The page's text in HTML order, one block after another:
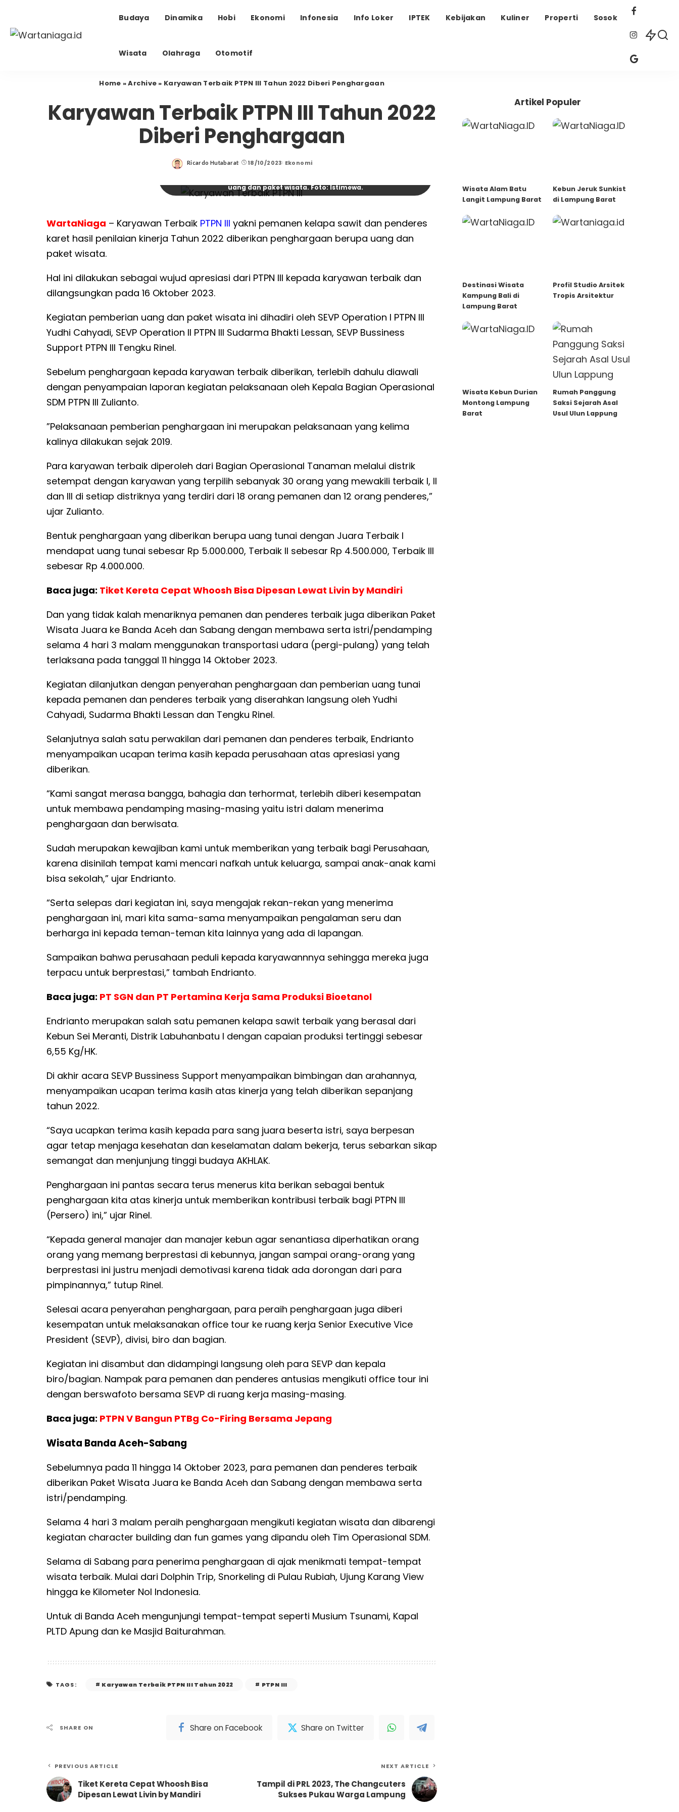
Budaya Dinamika Hobi Ekonomi Infonesia Info Loker IPTEK Kebijakan Kuliner Properti Sosok
Wisata Olahraga Otomotif
Home »Archive » Karyawan Terbaik PTPN III Tahun 2022 Diberi Penghargaan
Karyawan Terbaik PTPN III Tahun 2022
Diberi Penghargaan
Posted
Ricardo Hutabarat 18/10/2023 Ekonomi
Karyawan Terbaik PTPN III yakni pemanen kelapa sawit dan penderes
uang dan paket wisata. Foto: Istimewa.
WartaNiaga – Karyawan Terbaik PTPN III yakni pemanen kelapa sawit dan penderes
karet hasil penilaian kinerja Tahun 2022 diberikan penghargaan berupa uang dan
paket wisata.
Hal ini dilakukan sebagai wujud apresiasi dari PTPN III kepada karyawan terbaik dan
dilangsungkan pada 16 Oktober 2023.
Kegiatan pemberian uang dan paket wisata ini dihadiri oleh SEVP Operation I PTPN III
Yudhi Cahyadi, SEVP Operation II PTPN III Sudarma Bhakti Lessan, SEVP Bussiness
Support PTPN III Tengku Rinel.
Sebelum penghargaan kepada karyawan terbaik diberikan, terlebih dahulu diawali
dengan penyampaian laporan kegiatan pelaksanaan oleh Kepala Bagian Operasional
SDM PTPN III Zulianto.
”Pelaksanaan pemberian penghargaan ini merupakan pelaksanaan yang kelima
kalinya dilakukan sejak 2019.
Para karyawan terbaik diperoleh dari Bagian Operasional Tanaman melalui distrik
setempat dengan karyawan yang terpilih sebanyak 30 orang yang mewakili terbaik I, II
dan III di setiap distriknya yang terdiri dari 18 orang pemanen dan 12 orang penderes,”
ujar Zulianto.
Bentuk penghargaan yang diberikan berupa uang tunai dengan Juara Terbaik I
mendapat uang tunai sebesar Rp 5.000.000, Terbaik II sebesar Rp 4.500.000, Terbaik III
sebesar Rp 4.000.000.
Baca juga: Tiket Kereta Cepat Whoosh Bisa Dipesan Lewat Livin by Mandiri
Dan yang tidak kalah menariknya pemanen dan penderes terbaik juga diberikan Paket
Wisata Juara ke Banda Aceh dan Sabang dengan membawa serta istri/pendamping
selama 4 hari 3 malam menggunakan transportasi udara (pergi-pulang) yang telah
terlaksana pada tanggal 11 hingga 14 Oktober 2023.
Kegiatan dilanjutkan dengan penyerahan penghargaan dan pemberian uang tunai
kepada pemanen dan penderes terbaik yang diserahkan langsung oleh Yudhi
Cahyadi, Sudarma Bhakti Lessan dan Tengku Rinel.
Selanjutnya salah satu perwakilan dari pemanen dan penderes terbaik, Endrianto
menyampaikan ucapan terima kasih kepada perusahaan atas apresiasi yang
diberikan.
“Kami sangat merasa bangga, bahagia dan terhormat, terlebih diberi kesempatan
untuk membawa pendamping masing-masing yaitu istri dalam menerima
penghargaan dan berwisata.
Sudah merupakan kewajiban kami untuk memberikan yang terbaik bagi Perusahaan,
karena disinilah tempat kami mencari nafkah untuk keluarga, sampai anak-anak kami
bisa sekolah,” ujar Endrianto.
“Serta selepas dari kegiatan ini, saya mengajak rekan-rekan yang menerima
penghargaan ini, mari kita sama-sama menyampaikan pengalaman seru dan
berharga ini kepada teman-teman kita lainnya yang ada di lapangan.
Sampaikan bahwa perusahaan peduli kepada karyawannnya sehingga mereka juga
terpacu untuk berprestasi,” tambah Endrianto.
Baca juga: PT SGN dan PT Pertamina Kerja Sama Produksi Bioetanol
Endrianto merupakan salah satu pemanen kelapa sawit terbaik yang berasal dari
Kebun Sei Meranti, Distrik Labuhanbatu I dengan capaian produksi tertinggi sebesar
6,55 Kg/HK.
Di akhir acara SEVP Bussiness Support menyampaikan bimbingan dan arahannya,
menyampaikan ucapan terima kasih atas kinerja yang telah diberikan sepanjang
tahun 2022.
“Saya ucapkan terima kasih kepada para sang juara beserta istri, saya berpesan
agar tetap menjaga kesehatan dan keselamatan dalam bekerja, terus sebarkan sikap
semangat dan menjunjung tinggi budaya AKHLAK.
Penghargaan ini pantas secara terus menerus kita berikan sebagai bentuk
penghargaan kita atas kinerja untuk memberikan kontribusi terbaik bagi PTPN III
(Persero) ini,” ujar Rinel.
“Kepada general manajer dan manajer kebun agar senantiasa diperhatikan orang
orang yang memang berprestasi di kebunnya, jangan sampai orang-orang yang
berprestasi ini justru menjadi demotivasi karena tidak ada dorongan dari para
pimpinannya,” tutup Rinel.
Selesai acara penyerahan penghargaan, para peraih penghargaan juga diberi
kesempatan untuk melaksanakan office tour ke ruang kerja Senior Executive Vice
President (SEVP), divisi, biro dan bagian.
Kegiatan ini disambut dan didampingi langsung oleh para SEVP dan kepala
biro/bagian. Nampak para pemanen dan penderes antusias mengikuti office tour ini
dengan berswafoto bersama SEVP di ruang kerja masing-masing.
Baca juga: PTPN V Bangun PTBg Co-Firing Bersama Jepang
Wisata Banda Aceh-Sabang
Sebelumnya pada 11 hingga 14 Oktober 2023, para pemanen dan penderes terbaik
diberikan Paket Wisata Juara ke Banda Aceh dan Sabang dengan membawa serta
istri/pendamping.
Selama 4 hari 3 malam peraih penghargaan mengikuti kegiatan wisata dan dibarengi
kegiatan character building dan fun games yang dipandu oleh Tim Operasional SDM.
Selama di Sabang para penerima penghargaan di ajak menikmati tempat-tempat
wisata terbaik. Mulai dari Dolphin Trip, Snorkeling di Pulau Rubiah, Ujung Karang View
hingga ke Kilometer Nol Indonesia.
Untuk di Banda Aceh mengunjungi tempat-tempat seperti Musium Tsunami, Kapal
PLTD Apung dan ke Masjid Baiturahman.
TAGS: Karyawan Terbaik PTPN III Tahun 2022 PTPN III
SHARE ON Share on Facebook Share on Twitter
PREVIOUS ARTICLE
Tiket Kereta Cepat Whoosh Bisa
Dipesan Lewat Livin by Mandiri
NEXT ARTICLE
Tampil di PRL 2023, The Changcuters
Sukses Pukau Warga Lampung
Artikel Populer
Wisata Alam Batu
Langit Lampung Barat
Kebun Jeruk Sunkist
di Lampung Barat
Destinasi Wisata
Kampung Bali di
Lampung Barat
Profil Studio Arsitek
Tropis Arsitektur
Wisata Kebun Durian
Montong Lampung
Barat
Rumah Panggung
Saksi Sejarah Asal
Usul Ulun Lappung